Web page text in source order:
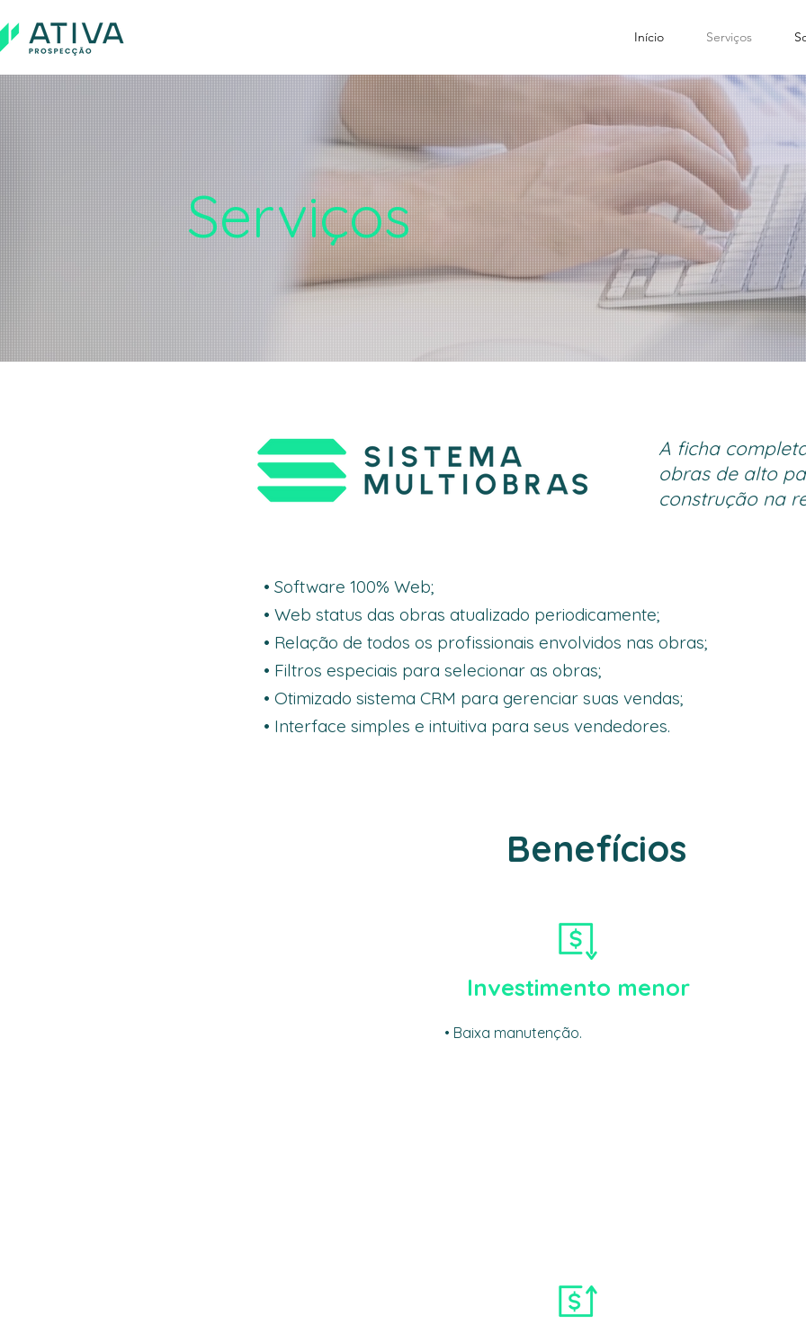
Início Serviços
Serviços
A ficha
obras de alto
construção na
• Software 100% Web;
• Web status das obras atualizado periodicamente;
• Relação de todos os profissionais envolvidos nas obras;
• Filtros especiais para selecionar as obras;
• Otimizado sistema CRM para gerenciar suas vendas;
• Interface simples e intuitiva para seus vendedores.
Benefícios
Investimento menor
• Baixa manutenção.